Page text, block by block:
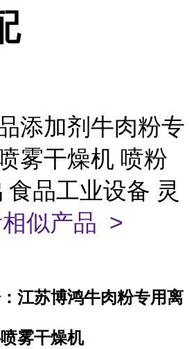
添加剂牛肉粉专
雾干燥机 喷粉
品工业设备 灵
似产品 >
江苏博鸿牛肉粉专用离
雾干燥机